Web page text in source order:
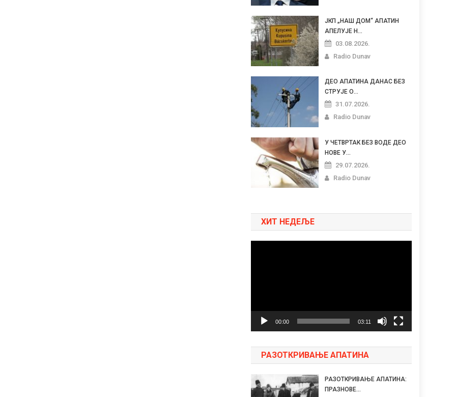
ЈКП „НАШ ДОМ“ АПАТИН
АПЕЛУЈЕ Н...
03.08.2026.
Radio Dunav
ДЕО АПАТИНА ДАНАС БЕЗ
СТРУЈЕ О...
31.07.2026.
Radio Dunav
У ЧЕТВРТАК БЕЗ ВОДЕ ДЕО
НОВЕ У...
29.07.2026.
Radio Dunav
ХИТ НЕДЕЉЕ
00:00 03:11
РАЗОТКРИВАЊЕ АПАТИНА
РАЗОТКРИВАЊЕ АПАТИНА:
ПРАЗНОВЕ...